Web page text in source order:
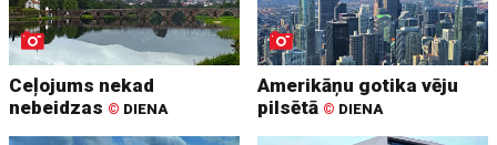
Ceļojums nekad
nebeidzas © DIENA
Amerikāņu gotika vēju
pilsētā © DIENA